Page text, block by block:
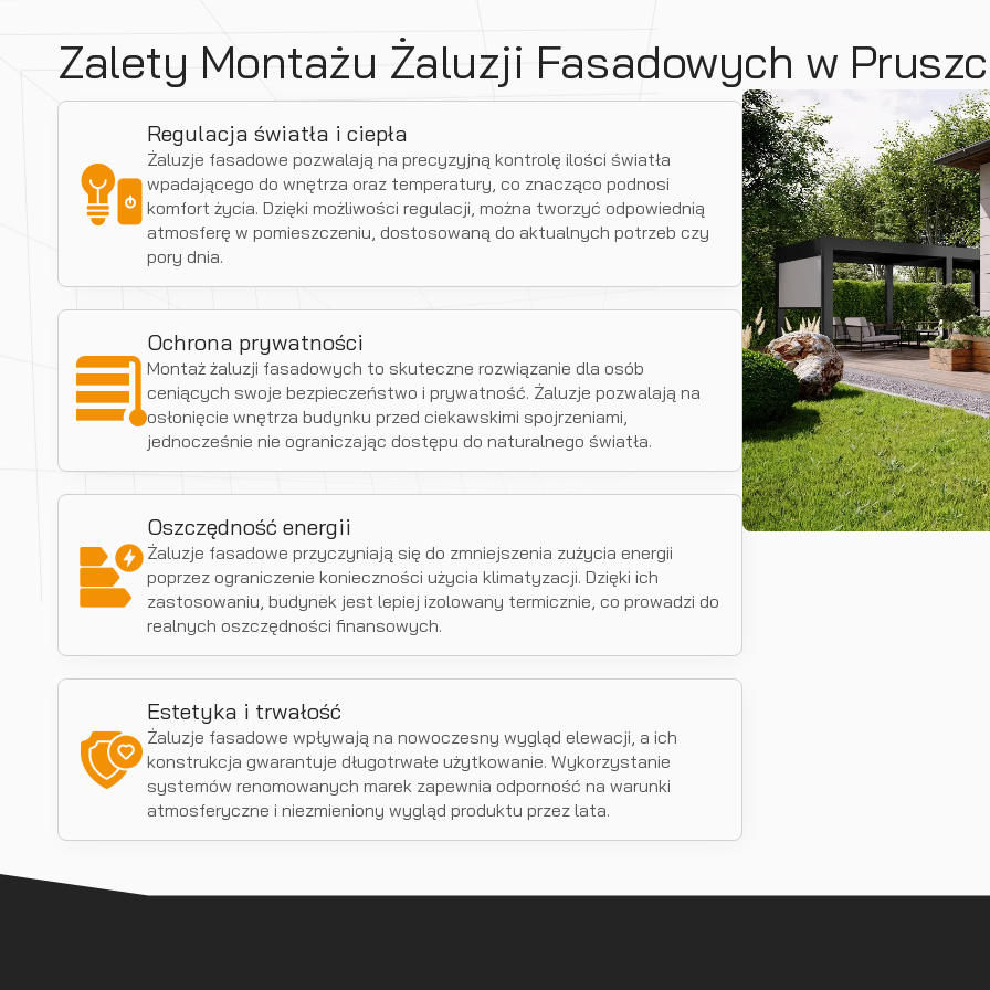
Zalety Montażu Żaluzji Fasadowych w
Regulacja światła i ciepła
Żaluzje fasadowe pozwalają na precyzyjną kontrolę ilości światła
wpadającego do wnętrza oraz temperatury, co znacząco podnosi
komfort życia. Dzięki możliwości regulacji, można tworzyć odpowiednią
atmosferę w pomieszczeniu, dostosowaną do aktualnych potrzeb czy
pory dnia.
Ochrona prywatności
Montaż żaluzji fasadowych to skuteczne rozwiązanie dla osób
ceniących swoje bezpieczeństwo i prywatność. Żaluzje pozwalają na
osłonięcie wnętrza budynku przed ciekawskimi spojrzeniami,
jednocześnie nie ograniczając dostępu do naturalnego światła.
Oszczędność energii
Żaluzje fasadowe przyczyniają się do zmniejszenia zużycia energii
poprzez ograniczenie konieczności użycia klimatyzacji. Dzięki ich
zastosowaniu, budynek jest lepiej izolowany termicznie, co prowadzi do
realnych oszczędności finansowych.
Estetyka i trwałość
Żaluzje fasadowe wpływają na nowoczesny wygląd elewacji, a ich
konstrukcja gwarantuje długotrwałe użytkowanie. Wykorzystanie
systemów renomowanych marek zapewnia odporność na warunki
atmosferyczne i niezmieniony wygląd produktu przez lata.